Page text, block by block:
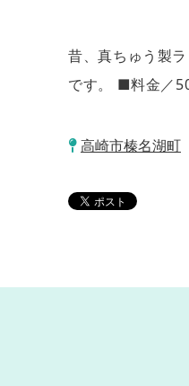
昔、真ちゅう製
です。 ■料金／
高崎市榛名湖町